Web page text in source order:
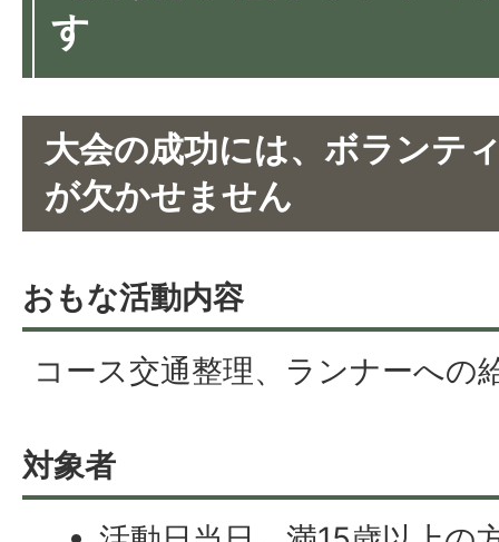
す
大会の成功には、ボランテ
が欠かせません
おもな活動内容
コース交通整理、ランナーへの
対象者